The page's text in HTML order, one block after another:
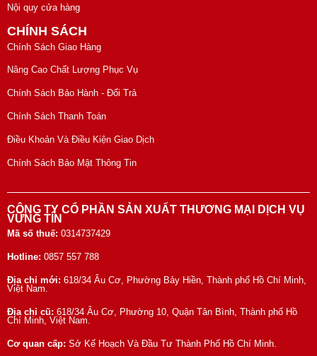
Nội quy cửa hàng
CHÍNH SÁCH
Chính Sách Giao Hàng
Nâng Cao Chất Lượng Phục Vụ
Chính Sách Bảo Hành - Đổi Trả
Chính Sách Thanh Toán
Điều Khoản Và Điều Kiện Giao Dịch
Chính Sách Bảo Mật Thông Tin
CÔNG TY CỔ PHẦN SẢN XUẤT THƯƠNG MẠI DỊCH VỤ
VỮNG TÍN
Mã số thuế: 0314737429
Hotline: 0857 557 788
Địa chỉ mới: 618/34 Âu Cơ, Phường Bảy Hiền, Thành phố Hồ Chí Minh,
Việt Nam.
Địa chỉ cũ: 618/34 Âu Cơ, Phường 10, Quận Tân Bình, Thành phố Hồ
Chí Minh, Việt Nam.
Cơ quan cấp: Sở Kế Hoạch Và Đầu Tư Thành Phố Hồ Chí Minh.